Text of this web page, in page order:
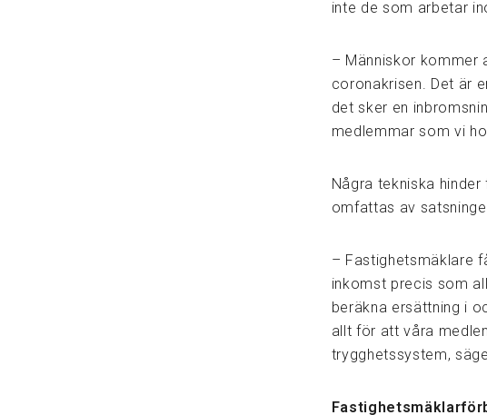
inte de som arbetar
– Människor kommer
coronakrisen. Det är
det sker en
medlemmar som vi
Några tekniska
omfattas av
– Fastighetsmäklare
inkomst precis som
beräkna ersättning i
allt för att våra
trygghetssystem,